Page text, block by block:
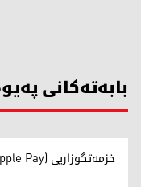
بابەتەکانی
خزمەتگوزاریی (Apple Pay) دەگاتە عێراق